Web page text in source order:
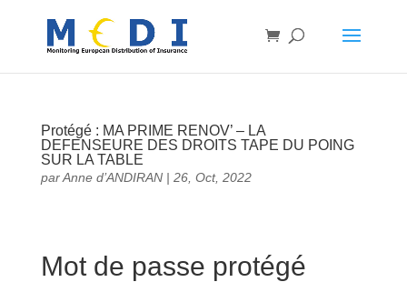
Protégé : MA PRIME RENOV’ – LA
DEFENSEURE DES DROITS TAPE DU POING
SUR LA TABLE
parAnne d’ANDIRAN| 26, Oct, 2022
Mot de passe protégé